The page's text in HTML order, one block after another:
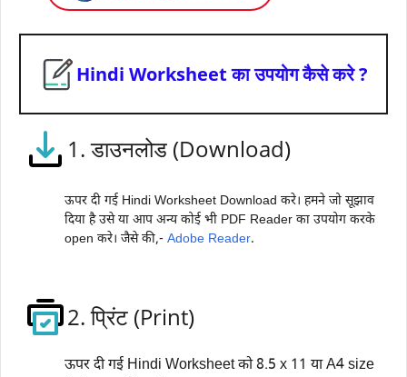
Hindi Worksheet का उपयोग कैसे करे ?
1. डाउनलोड (Download)
ऊपर दी गई Hindi Worksheet Download करे। हमने जो सूझाव
दिया है उसे या आप अन्य कोई भी PDF Reader का उपयोग करके
open करे। जैसे की,- Adobe Reader.
2. प्रिंट (Print)
ऊपर दी गई Hindi Worksheet को 8.5 x 11 या A4 size